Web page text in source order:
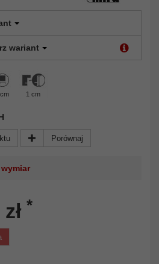
wariant
1 cm
Porównaj
*